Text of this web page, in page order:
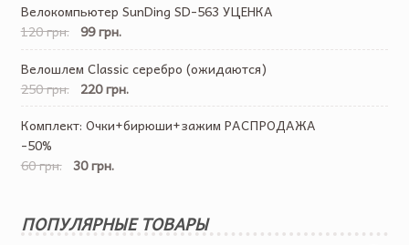
Велокомпьютер SunDing SD-563 УЦЕНКА
120 грн. 99 грн.
Велошлем Classic серебро (ожидаются)
250 грн.
220 грн.
Комплект: Очки+бирюши+зажим РАСПРОДАЖА
-50%
60 грн. 30 грн.
ПОПУЛЯРНЫЕ ТОВАРЫ